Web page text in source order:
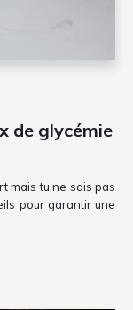
de glycémie
mais tu ne sais pas
pour garantir une